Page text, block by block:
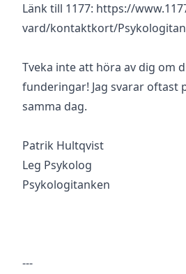
Länk till 1177: https://
vard/kontaktkort/
Tveka inte att höra av dig om
funderingar! Jag svarar oftast
samma dag.
Patrik Hultqvist
Leg Psykolog
Psykologitanken
---